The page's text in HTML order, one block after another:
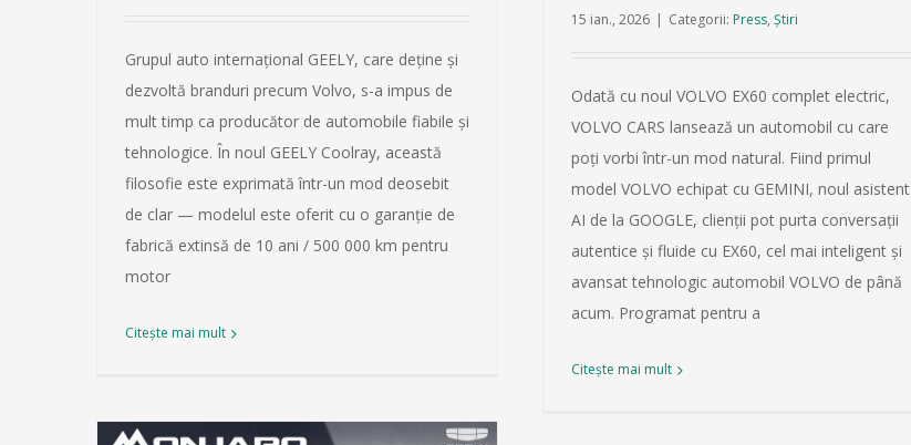
Grupul auto internațional GEELY, care deține și
dezvoltă branduri precum Volvo, s-a impus de
mult timp ca producător de automobile fiabile și
tehnologice. În noul GEELY Coolray, această
filosofie este exprimată într-un mod deosebit
de clar — modelul este oferit cu o garanție de
fabrică extinsă de 10 ani / 500 000 km pentru
motor
Citește mai mult
15 ian., 2026 | Categorii: Press, Știri
Odată cu noul VOLVO EX60 complet electric,
VOLVO CARS lansează un automobil cu care
poți vorbi într-un mod natural. Fiind primul
model VOLVO echipat cu GEMINI, noul asistent
AI de la GOOGLE, clienții pot purta conversații
autentice și fluide cu EX60, cel mai inteligent și
avansat tehnologic automobil VOLVO de până
acum. Programat pentru a
Citește mai mult